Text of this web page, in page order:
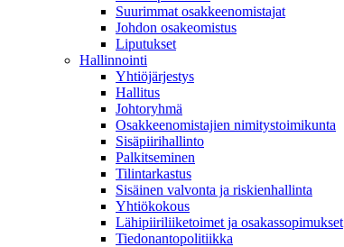
Suurimmat osakkeenomistajat
Johdon osakeomistus
Liputukset
Hallinnointi
Yhtiöjärjestys
Hallitus
Johtoryhmä
Osakkeenomistajien nimitystoimikunta
Sisäpiirihallinto
Palkitseminen
Tilintarkastus
Sisäinen valvonta ja riskienhallinta
Yhtiökokous
Lähipiiriliiketoimet ja osakassopimukset
Tiedonantopolitiikka